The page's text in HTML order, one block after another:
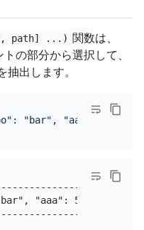
path] ...) 関数は、
の部分から選択して、
出します。
"bar", "aaa": 5}'
"bar", "aaa": 5}',